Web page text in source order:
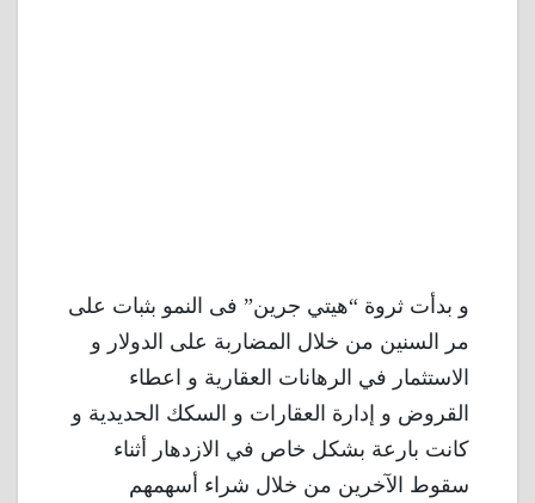
و بدأت ثروة “هيتي جرين” فى النمو بثبات على
مر السنين من خلال المضاربة على الدولار و
الاستثمار في الرهانات العقارية و اعطاء
القروض و إدارة العقارات و السكك الحديدية و
كانت بارعة بشكل خاص في الازدهار أثناء
سقوط الآخرين من خلال شراء أسهمهم